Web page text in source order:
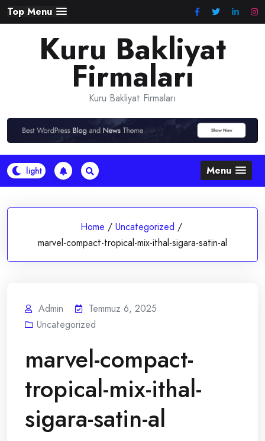
Skip
to
Top Menu
Kuru Bakliyat
Firmaları
Kuru Bakliyat Firmaları
Menu
Home / Uncategorized /
marvel-compact-tropical-mix-ithal-sigara-satin-al
Admin
Temmuz 6, 2025
Uncategorized
marvel-compact-
tropical-mix-ithal-
sigara-satin-al